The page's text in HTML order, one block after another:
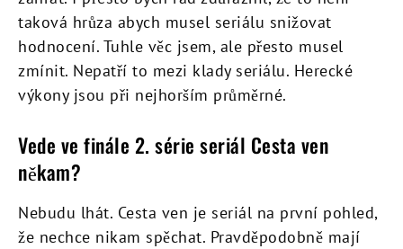
taková hrůza abych musel seriálu snižovat
hodnocení. Tuhle věc jsem, ale přesto musel
zmínit. Nepatří to mezi klady seriálu. Herecké
výkony jsou při nejhorším průměrné.
Vede ve finále 2. série seriál Cesta ven
někam?
Nebudu lhát. Cesta ven je seriál na první pohled,
že nechce nikam spěchat. Pravděpodobně mají